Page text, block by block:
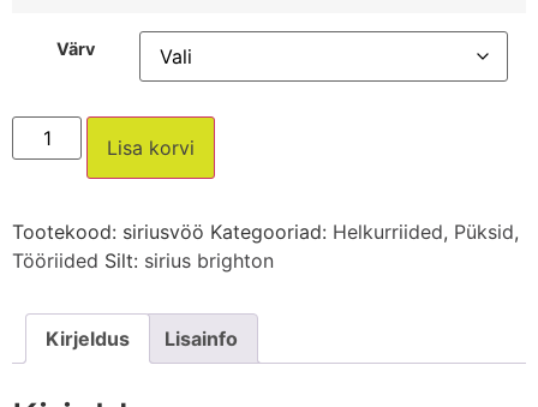
Värv
Lisa korvi
Tootekood: siriusvöö Kategooriad: Helkurriided, Püksid,
Tööriided Silt: sirius brighton
Kirjeldus Lisainfo